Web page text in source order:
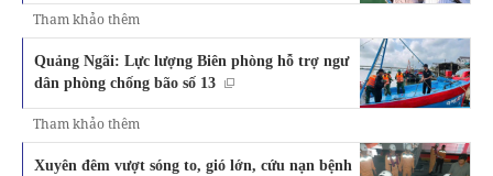
Tham khảo thêm
Quảng Ngãi: Lực lượng Biên phòng hỗ trợ ngư
dân phòng chống bão số 13
Tham khảo thêm
Xuyên đêm vượt sóng to, gió lớn, cứu nạn bệnh